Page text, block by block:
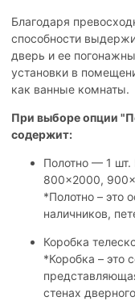
Благодаря
способности
дверь и ее
установки в
как ванные комнаты.
При выборе опции
содержит:
Полотно — 1
800x2000,
*Полотно – это
наличников,
Коробка
*Коробка – это
стенах